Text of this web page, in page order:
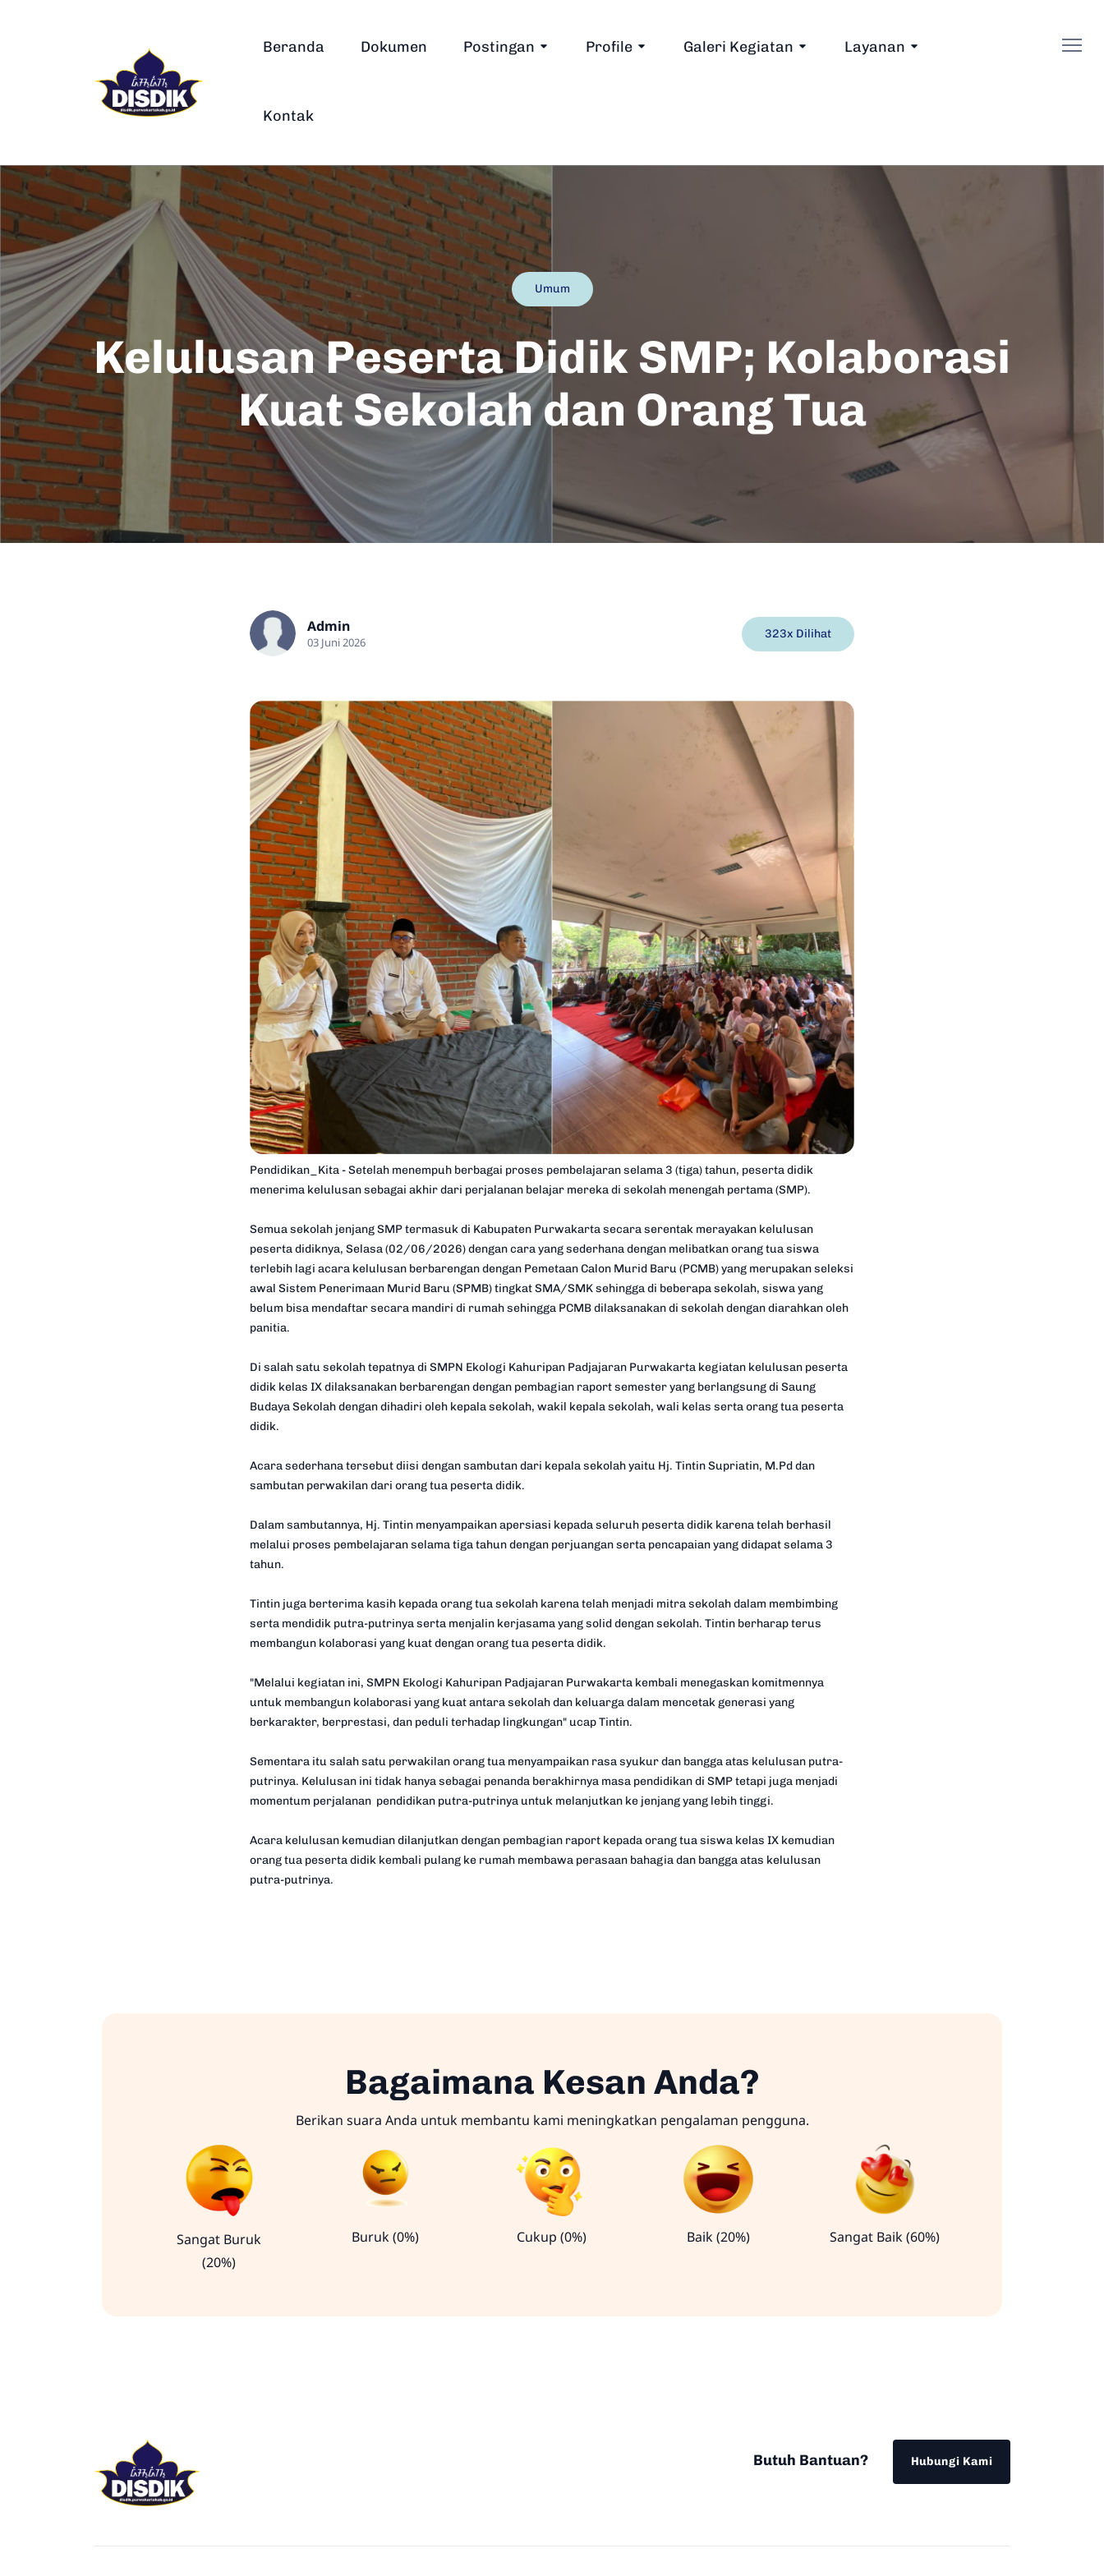
Beranda Dokumen Postingan Profile Galeri Kegiatan Layanan
Kontak
Umum
Kelulusan Peserta Didik SMP; Kolaborasi
Kuat Sekolah dan Orang Tua
Admin
03 Juni 2026
323x Dilihat
Pendidikan_Kita - Setelah menempuh berbagai proses pembelajaran selama 3 (tiga) tahun, peserta didik
menerima kelulusan sebagai akhir dari perjalanan belajar mereka di sekolah menengah pertama (SMP).
Semua sekolah jenjang SMP termasuk di Kabupaten Purwakarta secara serentak merayakan kelulusan
peserta didiknya, Selasa (02/06/2026) dengan cara yang sederhana dengan melibatkan orang tua siswa
terlebih lagi acara kelulusan berbarengan dengan Pemetaan Calon Murid Baru (PCMB) yang merupakan seleksi
awal Sistem Penerimaan Murid Baru (SPMB) tingkat SMA/SMK sehingga di beberapa sekolah, siswa yang
belum bisa mendaftar secara mandiri di rumah sehingga PCMB dilaksanakan di sekolah dengan diarahkan oleh
panitia.
Di salah satu sekolah tepatnya di SMPN Ekologi Kahuripan Padjajaran Purwakarta kegiatan kelulusan peserta
didik kelas IX dilaksanakan berbarengan dengan pembagian raport semester yang berlangsung di Saung
Budaya Sekolah dengan dihadiri oleh kepala sekolah, wakil kepala sekolah, wali kelas serta orang tua peserta
didik.
Acara sederhana tersebut diisi dengan sambutan dari kepala sekolah yaitu Hj. Tintin Supriatin, M.Pd dan
sambutan perwakilan dari orang tua peserta didik.
Dalam sambutannya, Hj. Tintin menyampaikan apersiasi kepada seluruh peserta didik karena telah berhasil
melalui proses pembelajaran selama tiga tahun dengan perjuangan serta pencapaian yang didapat selama 3
tahun.
Tintin juga berterima kasih kepada orang tua sekolah karena telah menjadi mitra sekolah dalam membimbing
serta mendidik putra-putrinya serta menjalin kerjasama yang solid dengan sekolah. Tintin berharap terus
membangun kolaborasi yang kuat dengan orang tua peserta didik.
"Melalui kegiatan ini, SMPN Ekologi Kahuripan Padjajaran Purwakarta kembali menegaskan komitmennya
untuk membangun kolaborasi yang kuat antara sekolah dan keluarga dalam mencetak generasi yang
berkarakter, berprestasi, dan peduli terhadap lingkungan" ucap Tintin.
Sementara itu salah satu perwakilan orang tua menyampaikan rasa syukur dan bangga atas kelulusan putra-
putrinya. Kelulusan ini tidak hanya sebagai penanda berakhirnya masa pendidikan di SMP tetapi juga menjadi
momentum perjalanan pendidikan putra-putrinya untuk melanjutkan ke jenjang yang lebih tinggi.
Acara kelulusan kemudian dilanjutkan dengan pembagian raport kepada orang tua siswa kelas IX kemudian
orang tua peserta didik kembali pulang ke rumah membawa perasaan bahagia dan bangga atas kelulusan
putra-putrinya.
Bagaimana Kesan Anda?
Berikan suara Anda untuk membantu kami meningkatkan pengalaman pengguna.
Sangat Buruk
(20%)
Buruk (0%) Cukup (0%) Baik (20%) Sangat Baik (60%)
Butuh Bantuan? Hubungi Kami